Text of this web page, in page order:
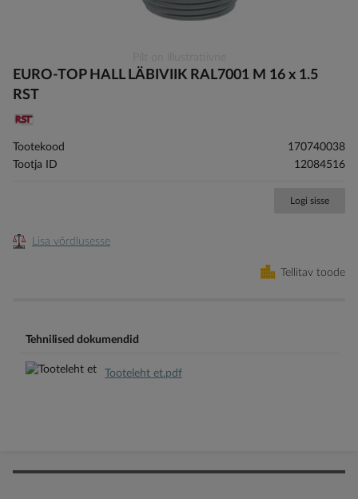
to
the
of
images
gallery
EURO-TOP HALL LÄBIVIIK RAL7001 M 16 x 1.5
RST
Tootekood
170740038
Tootja ID
12084516
Logi sisse
Lisa võrdlusesse
Tellitav toode
Tehnilised dokumendid
Tooteleht et.pdf